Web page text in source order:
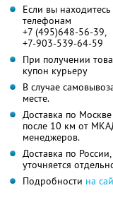
Если вы
телефонам
+7 (495)648-56-39,
+7-903-539-64-59
При получении
купон курьеру
В случае
месте.
Доставка по
после 10 км от
менеджеров.
Доставка по
уточняется
Подробности на